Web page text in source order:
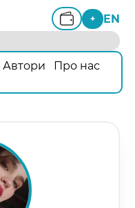
+ EN
Автори
Про нас